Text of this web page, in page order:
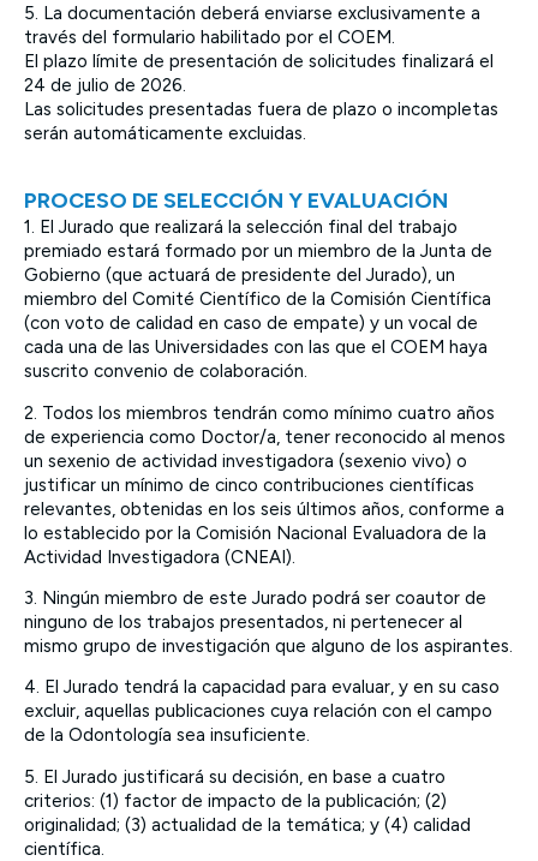
5. La documentación deberá enviarse exclusivamente a
través del formulario habilitado por el COEM.
El plazo límite de presentación de solicitudes finalizará el
24 de julio de 2026.
Las solicitudes presentadas fuera de plazo o incompletas
serán automáticamente excluidas.
PROCESO DE SELECCIÓN Y EVALUACIÓN
1. El Jurado que realizará la selección final del trabajo
premiado estará formado por un miembro de la Junta de
Gobierno (que actuará de presidente del Jurado), un
miembro del Comité Científico de la Comisión Científica
(con voto de calidad en caso de empate) y un vocal de
cada una de las Universidades con las que el COEM haya
suscrito convenio de colaboración.
2. Todos los miembros tendrán como mínimo cuatro años
de experiencia como Doctor/a, tener reconocido al menos
un sexenio de actividad investigadora (sexenio vivo) o
justificar un mínimo de cinco contribuciones científicas
relevantes, obtenidas en los seis últimos años, conforme a
lo establecido por la Comisión Nacional Evaluadora de la
Actividad Investigadora (CNEAI).
3. Ningún miembro de este Jurado podrá ser coautor de
ninguno de los trabajos presentados, ni pertenecer al
mismo grupo de investigación que alguno de los aspirantes.
4. El Jurado tendrá la capacidad para evaluar, y en su caso
excluir, aquellas publicaciones cuya relación con el campo
de la Odontología sea insuficiente.
5. El Jurado justificará su decisión, en base a cuatro
criterios: (1) factor de impacto de la publicación; (2)
originalidad; (3) actualidad de la temática; y (4) calidad
científica.